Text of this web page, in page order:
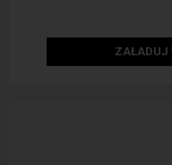
ZAŁADUJ